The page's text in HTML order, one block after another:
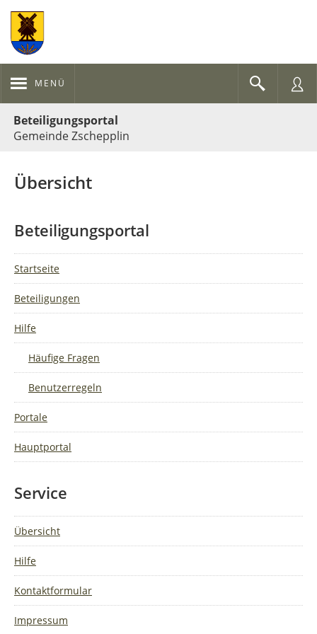
MENÜ
Beteiligungsportal
Gemeinde Zschepplin
Übersicht
Beteiligungsportal
Startseite
Beteiligungen
Hilfe
Häufige Fragen
Benutzerregeln
Portale
Hauptportal
Service
Übersicht
Hilfe
Kontaktformular
Impressum